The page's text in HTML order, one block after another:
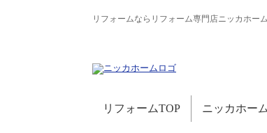
リフォームならリフォーム専門店ニッカホー
リフォームTOP ニッカホー